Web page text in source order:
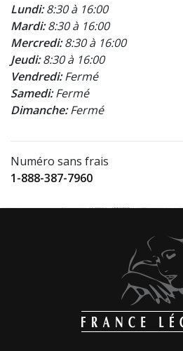
Lundi:8:30 à 16:00
Mardi:8:30 à 16:00
Mercredi:8:30 à 16:00
Jeudi:8:30 à 16:00
Vendredi:Fermé
Samedi:Fermé
Dimanche:Fermé
Numéro sans frais
1-888-387-7960